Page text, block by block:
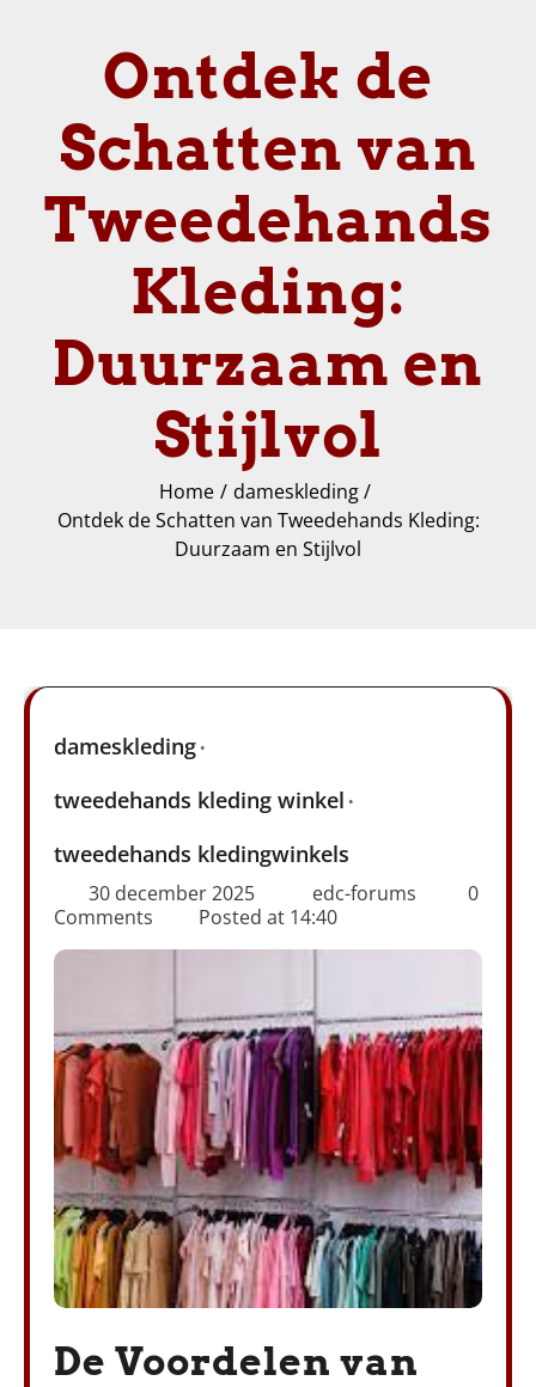
Ontdek de
Schatten van
Tweedehands
Kleding:
Duurzaam en
Stijlvol
Home
dameskleding
Ontdek de Schatten van Tweedehands Kleding:
Duurzaam en Stijlvol
dameskleding
tweedehands kleding winkel
tweedehands kledingwinkels
30 december 2025 edc-forums
0
Comments
Posted at 14:40
De Voordelen van